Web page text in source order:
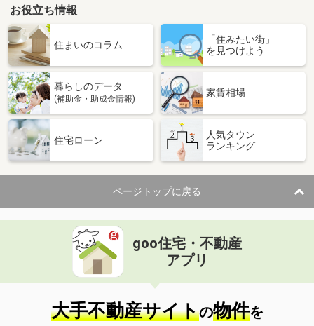
お役立ち情報
住まいのコラム
「住みたい街」
を見つけよう
暮らしのデータ
(補助金・助成金情報)
家賃相場
住宅ローン
人気タウン
ランキング
ページトップに戻る
goo住宅・不動産
アプリ
大手不動産サイトの物件を